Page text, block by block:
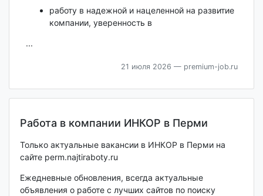
работу в надежной и нацеленной на развитие
компании, уверенность в
...
21 июля 2026 — premium-job.ru
Работа в компании ИНКОР в Перми
Только актуальные вакансии в ИНКОР в Перми на
сайте perm.najtiraboty.ru
Ежедневные обновления, всегда актуальные
объявления о работе с лучших сайтов по поиску